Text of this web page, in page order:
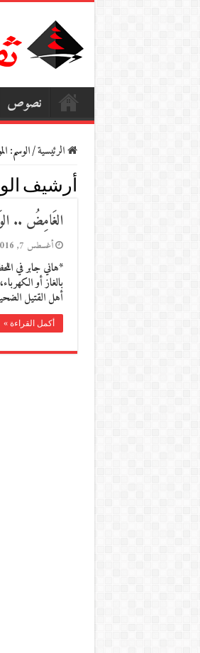
نصوص
الرئيسية/الوسم:
أرشيف
الغَامِضُ ..
أغسطس 7, 2016
*هاني جابر في
بالغاز أو
أهل القتيل
أكمل القراءة »